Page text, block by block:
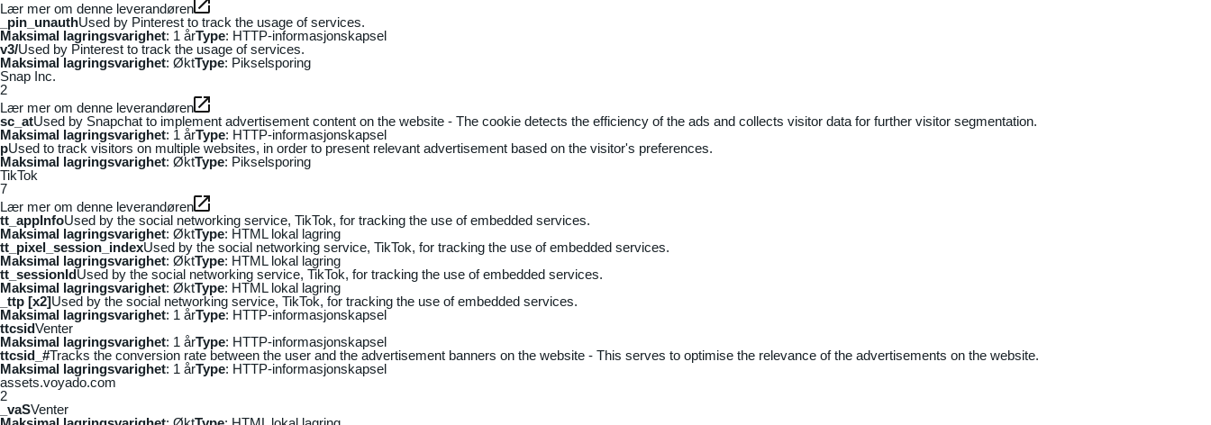
Lær mer om denne leverandøren
_pin_unauthUsed by Pinterest to track the usage of services.
Maksimal lagringsvarighet: 1 årType: HTTP-informasjonskapsel
v3/Used by Pinterest to track the usage of services.
Maksimal lagringsvarighet: ØktType: Pikselsporing
Snap Inc.
2
Lær mer om denne leverandøren
sc_atUsed by Snapchat to implement advertisement content on the website - The cookie detects the efficiency of the ads and collects visitor data for further visitor segmentation.
Maksimal lagringsvarighet: 1 årType: HTTP-informasjonskapsel
pUsed to track visitors on multiple websites, in order to present relevant advertisement based on the visitor's preferences.
Maksimal lagringsvarighet: ØktType: Pikselsporing
TikTok
7
Lær mer om denne leverandøren
tt_appInfoUsed by the social networking service, TikTok, for tracking the use of embedded services.
Maksimal lagringsvarighet: ØktType: HTML lokal lagring
tt_pixel_session_indexUsed by the social networking service, TikTok, for tracking the use of embedded services.
Maksimal lagringsvarighet: ØktType: HTML lokal lagring
tt_sessionIdUsed by the social networking service, TikTok, for tracking the use of embedded services.
Maksimal lagringsvarighet: ØktType: HTML lokal lagring
_ttp [x2]Used by the social networking service, TikTok, for tracking the use of embedded services.
Maksimal lagringsvarighet: 1 årType: HTTP-informasjonskapsel
ttcsidVenter
Maksimal lagringsvarighet: 1 årType: HTTP-informasjonskapsel
ttcsid_#Tracks the conversion rate between the user and the advertisement banners on the website - This serves to optimise the relevance of the advertisements on the website.
Maksimal lagringsvarighet: 1 årType: HTTP-informasjonskapsel
assets.voyado.com
2
_vaSVenter